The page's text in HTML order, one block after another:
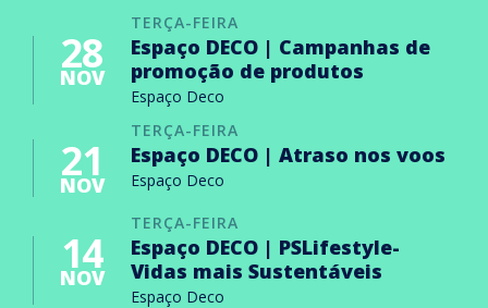
TERÇA-FEIRA
28
NOV
Espaço DECO | Campanhas de
promoção de produtos
Espaço Deco
TERÇA-FEIRA
21
NOV
Espaço DECO | Atraso nos voos
Espaço Deco
TERÇA-FEIRA
14
NOV
Espaço DECO | PSLifestyle-
Vidas mais Sustentáveis
Espaço Deco